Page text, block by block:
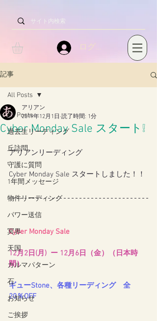
ログイン
記事
All Posts
過去生リーディング
丘訪問
守護に質問
1年間メッセージ
物件リーディング
パワー送信
冥界
天国
カルマパターン
石
お知らせ
ご挨拶
All Posts
Cyber Monday Sale スタート❕
アリアン
2019年12月1日 読了時間: 1分
アリアンリーディング
Cyber Monday Sale スタートしました！！
Cyber Monday Sale
12月2日(月)  ー 12月6日（金）（日本時
間）
ギューStone、各種リーディング　全
20％OFF